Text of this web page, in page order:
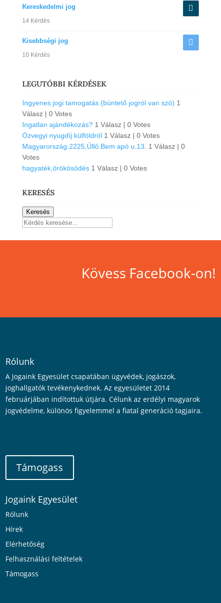
Kereskedelmi jog
14 Kérdés
Kisebbségi jog
10 Kérdés
LEGUTÓBBI KÉRDÉSEK
Ingyenes jogi tamogatás (büntető jogról van szó) 1
Válasz | 0 Votes
Ingatlan ajándékozás? 1 Válasz | 0 Votes
Özvegyi nyugdíj külföldröl 1 Válasz | 0 Votes
Magyarország.2225,Üllő.Bem apó u.13.
1 Válasz | 0
Votes
hagyaték,örökösödés 1 Válasz | 0 Votes
KERESÉS
Keresés
Kövess Facebook-on!
Rólunk
A Jogaink Egyesület csapatában ügyvédek, jogászok,
joghallgatók tevékenykednek. Az egyesületet 2014
februárjában indítottuk útjára. Célunk az erdélyi magyarok
jogvédelme, különös figyelemmel a fiatal generáció tagjaira.
Támogass
Jogaink Egyesület
Rólunk
Hírek
Elérhetőség
Felhasználási feltételek
Támogass